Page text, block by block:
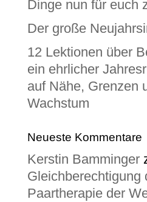
Dinge nun für euch
Der große
12 Lektionen über
ein ehrlicher
auf Nähe, Grenzen
Wachstum
Neueste Kommentare
Kerstin Bamminger
Gleichberechtigung
Paartherapie der